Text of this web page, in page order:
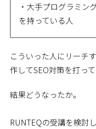
・大手プログラミン
を持っている人
こういった人にリーチ
作してSEO対策を打って
結果どうなったか。
RUNTEQの受講を検討